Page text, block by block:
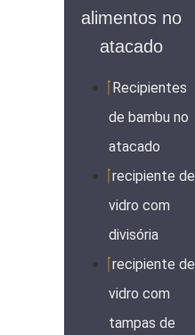
alimentos no
atacado
Recipientes
de bambu no
atacado
recipiente de
vidro com
divisória
recipiente de
vidro com
tampas de